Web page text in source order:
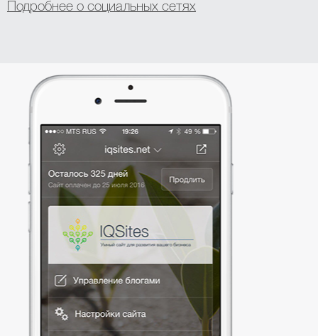
Подробнее о социальных сетях